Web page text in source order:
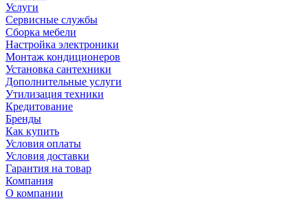
Услуги
Сервисные службы
Сборка мебели
Настройка электроники
Монтаж кондиционеров
Установка сантехники
Дополнительные услуги
Утилизация техники
Кредитование
Бренды
Как купить
Условия оплаты
Условия доставки
Гарантия на товар
Компания
О компании